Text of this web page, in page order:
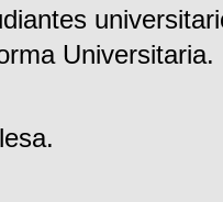
Universitaria.